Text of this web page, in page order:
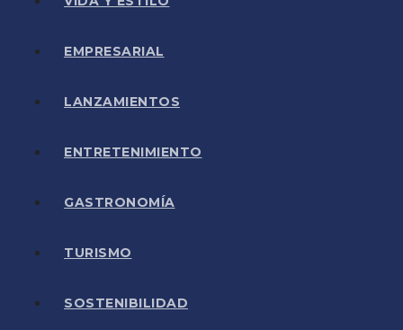
EMPRESARIAL
LANZAMIENTOS
ENTRETENIMIENTO
GASTRONOMÍA
TURISMO
SOSTENIBILIDAD